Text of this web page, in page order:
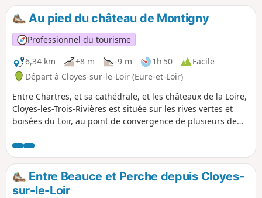
Au pied du château de Montigny
Professionnel du tourisme
6,34 km
+8 m -9 m 1h 50
Facile
Départ à Cloyes-sur-le-Loir (Eure-et-Loir)
Entre Chartres, et sa cathédrale, et les châteaux de la Loire,
Cloyes-les-Trois-Rivières est située sur les rives vertes et
boisées du Loir, au point de convergence de plusieurs de
Entre Beauce et Perche depuis Cloyes-
sur-le-Loir